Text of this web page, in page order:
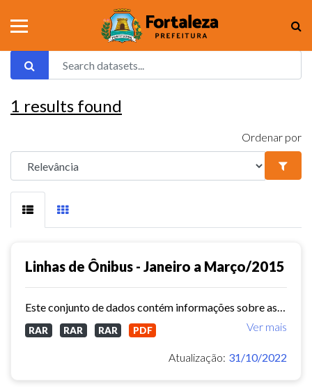
1 results found
Ordenar por
Linhas de Ônibus - Janeiro a Março/2015
Ver mais
RAR RAR RAR PDF
Atualização: 31/10/2022